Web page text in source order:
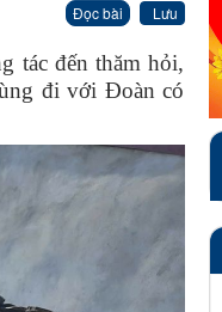
Đọc bài Lưu
tác đến thăm hỏi,
đi với Đoàn có